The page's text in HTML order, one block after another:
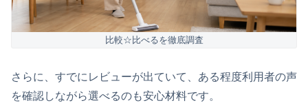
比較☆比べるを徹底調査
さらに、すでにレビューが出ていて、ある程度利用者の声
を確認しながら選べるのも安心材料です。